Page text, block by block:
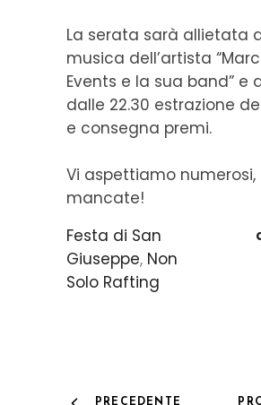
La serata sarà allietata
musica dell’artista
Events e la sua band” e
dalle 22.30 estrazione
e consegna premi.
Vi aspettiamo numerosi,
mancate!
Festa di San
Giuseppe, Non
Solo Rafting
PRECEDENTE